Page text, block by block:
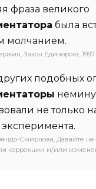
фраза великого
была
молчанием.
Закон Единорога, 1997
подобных
не только
эксперимента.
Смирнова, Давайте
коррекции и/или